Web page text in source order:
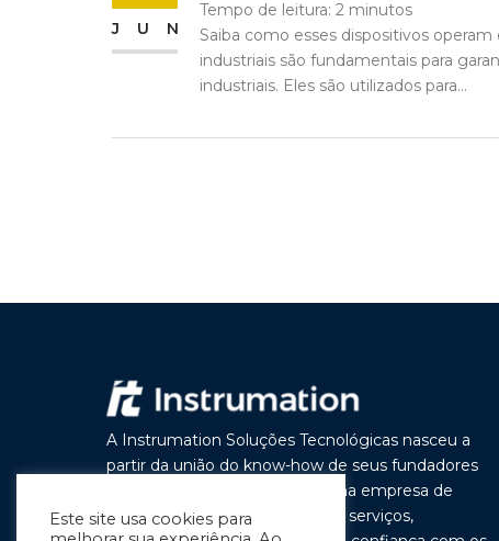
JUN
Tempo de leitura: 2 minutos
Saiba como esses dispositivos
industriais são fundamentais para
industriais. Eles são utilizados para...
A Instrumation Soluções Tecnológicas nasceu a
partir da união do know-how de seus fundadores
com o objetivo de construir uma empresa de
vanguarda por seus produtos e serviços,
Este site usa cookies para